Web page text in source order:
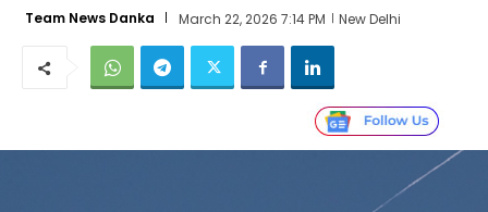
Team News Danka March 22, 2026 7:14 PM New Delhi